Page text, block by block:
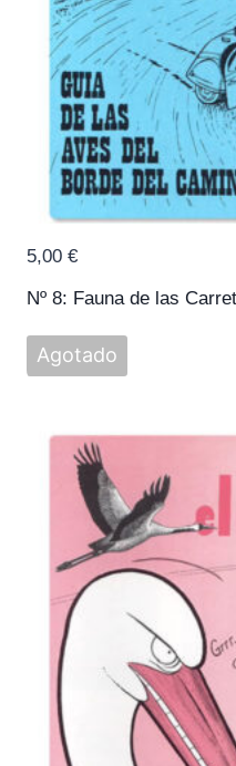
Nº 8: Fauna de las
5,00 €
Agotado